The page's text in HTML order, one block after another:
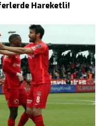
Hareketli!